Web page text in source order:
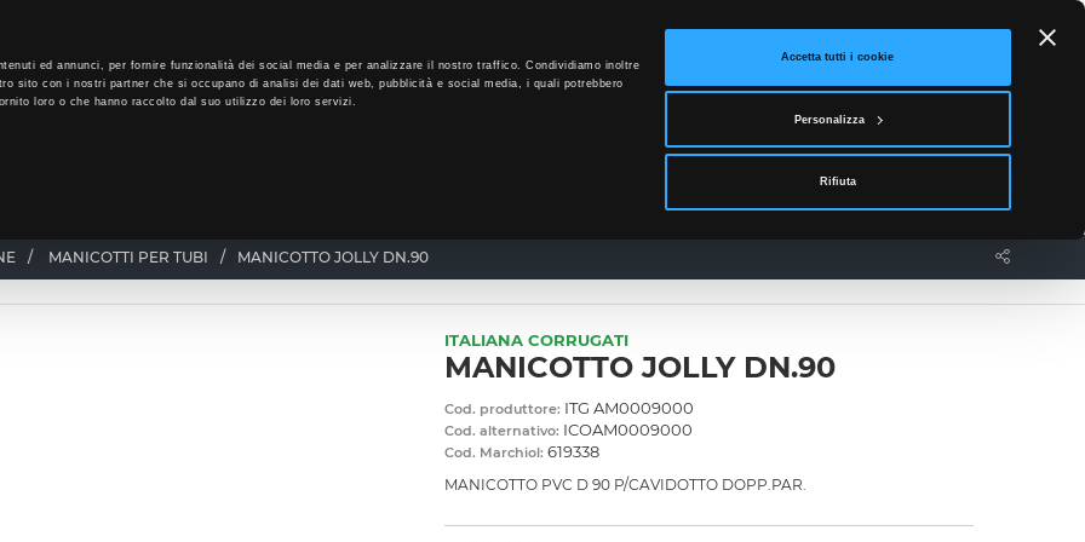
ed annunci, per fornire funzionalità dei social media e per analizzare il nostro traffico. Condividiamo inoltre
sito con i nostri partner che si occupano di analisi dei dati web, pubblicità e social media, i quali potrebbero
loro o che hanno raccolto dal suo utilizzo dei loro servizi.
Accetta tutti i cookie
Personalizza
Rifiuta
Accedi
News Contatti
/ MANICOTTI PER TUBI / MANICOTTO JOLLY DN.90
ITALIANA CORRUGATI
MANICOTTO JOLLY DN.90
Cod. produttore: ITG AM0009000
Cod. alternativo: ICOAM0009000
Cod. Marchiol: 619338
MANICOTTO PVC D 90 P/CAVIDOTTO DOPP.PAR.